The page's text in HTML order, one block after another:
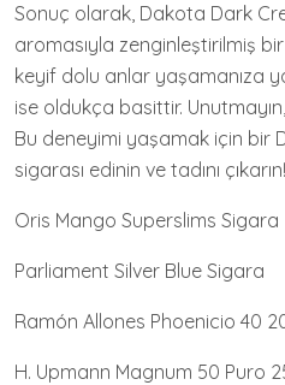
Sonuç olarak, Dakota Dark
aromasıyla zenginleştirilmiş
keyif dolu anlar yaşamanıza
ise oldukça basittir.
Bu deneyimi yaşamak için bir
sigarası edinin ve tadını çıkarın!
Oris Mango Superslims Sigara
Parliament Silver Blue Sigara
Ramón Allones Phoenicio 40
H. Upmann Magnum 50 Puro